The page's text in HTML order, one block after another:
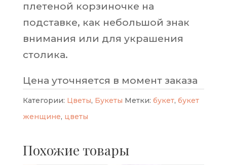
плетеной корзиночке на
подставке, как небольшой знак
внимания или для украшения
столика.
Цена уточняется в момент заказа
Категории: Цветы, Букеты Метки: букет, букет
женщине, цветы
Похожие товары